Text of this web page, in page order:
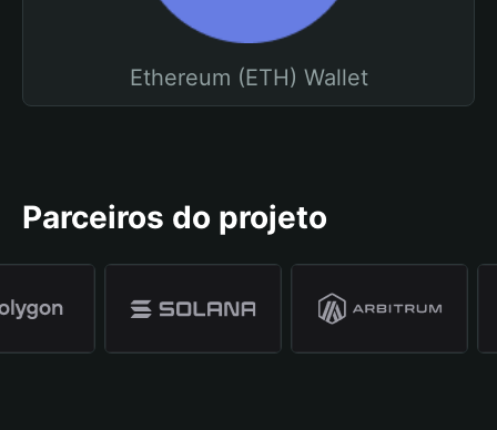
Ethereum (ETH) Wallet
Parceiros do projeto